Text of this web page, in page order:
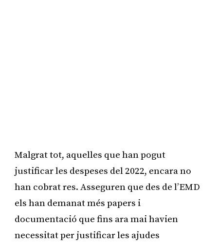
Malgrat tot, aquelles que han pogut
justificar les despeses del 2022, encara no
han cobrat res. Asseguren que des de l’EMD
els han demanat més papers i
documentació que fins ara mai havien
necessitat per justificar les ajudes